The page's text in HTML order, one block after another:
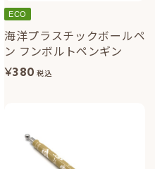
ECO
海洋プラスチックボールペ
ン フンボルトペンギン
¥380 税込